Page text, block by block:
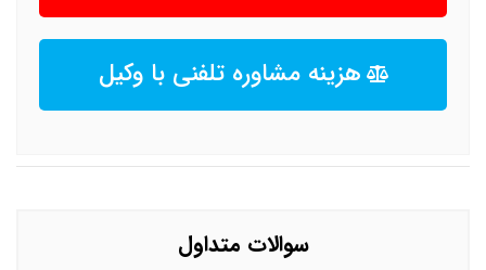
هزینه مشاوره تلفنی با وکیل
سوالات متداول